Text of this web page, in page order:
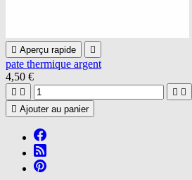
 Aperçu rapide 
pate thermique argent
4,50 €
   
 Ajouter au panier